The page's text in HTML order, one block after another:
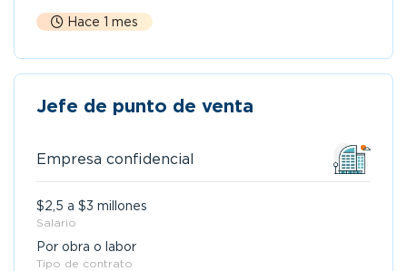
Hace 1 mes
Jefe de punto de venta
Empresa confidencial
$2,5 a $3 millones
Salario
Por obra o labor
Tipo de contrato